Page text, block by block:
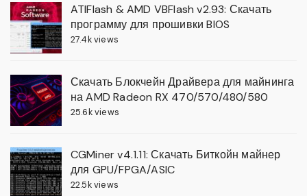
ATIFlash & AMD VBFlash v2.93: Скачать
программу для прошивки BIOS
27.4k views
Скачать Блокчейн Драйвера для майнинга
на AMD Radeon RX 470/570/480/580
25.6k views
CGMiner v4.1.11: Скачать Биткойн майнер
для GPU/FPGA/ASIC
22.5k views